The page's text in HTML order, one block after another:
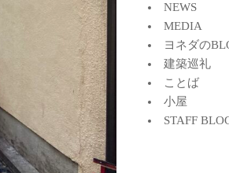
NEWS
MEDIA
ヨネダの
建築巡礼
ことば
小屋
STAFF